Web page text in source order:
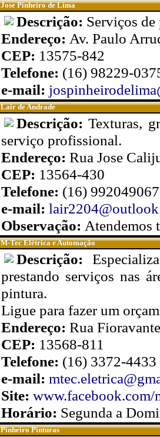
Jose Pinheiro de Lima
Descrição: Serviços
Endereço: Av. Paulo
CEP: 13575-842
Telefone: (16) 98229-
e-mail:
Lair de Andrade
Descrição:Texturas,
serviço profissional.
Endereço: Rua Jose
CEP: 13564-430
Telefone: (16)
e-mail:
Observação: Atendemos
M-Tec Elétrica e Automação
Descrição:
prestando serviços nas
pintura.
Ligue para fazer um
Endereço: Rua
CEP: 13568-811
Telefone: (16) 3372-
e-mail:
Site: www.facebook.com/
Horário: Segunda a
Pinheiro Pinturas